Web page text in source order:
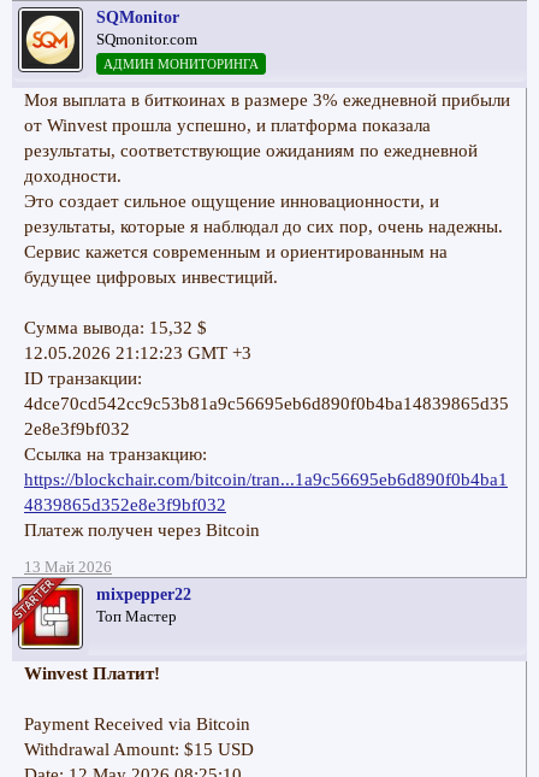
SQMonitor
SQmonitor.com
АДМИН МОНИТОРИНГА
Моя выплата в биткоинах в размере 3% ежедневной прибыли
от Winvest прошла успешно, и платформа показала
результаты, соответствующие ожиданиям по ежедневной
доходности.
Это создает сильное ощущение инновационности, и
результаты, которые я наблюдал до сих пор, очень надежны.
Сервис кажется современным и ориентированным на
будущее цифровых инвестиций.
Сумма вывода: 15,32 $
12.05.2026 21:12:23 GMT +3
ID транзакции:
4dce70cd542cc9c53b81a9c56695eb6d890f0b4ba14839865d35
2e8e3f9bf032
Ссылка на транзакцию:
https://blockchair.com/bitcoin/tran...1a9c56695eb6d890f0b4ba1
4839865d352e8e3f9bf032
Платеж получен через Bitcoin
13 Май 2026
mixpepper22
Топ Мастер
Winvest Платит!
Payment Received via Bitcoin
Withdrawal Amount: $15 USD